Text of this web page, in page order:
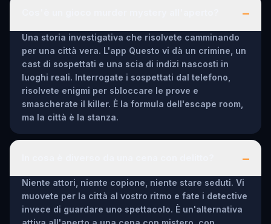
–
Una storia investigativa che risolvete camminando
per una città vera. L'app Questo vi dà un crimine, un
cast di sospettati e una scia di indizi nascosti in
luoghi reali. Interrogate i sospettati dal telefono,
risolvete enigmi per sbloccare le prove e
smascherate il killer. È la formula dell'escape room,
ma la città è la stanza.
–
Niente attori, niente copione, niente stare seduti. Vi
muovete per la città al vostro ritmo e fate i detective
invece di guardare uno spettacolo. È un'alternativa